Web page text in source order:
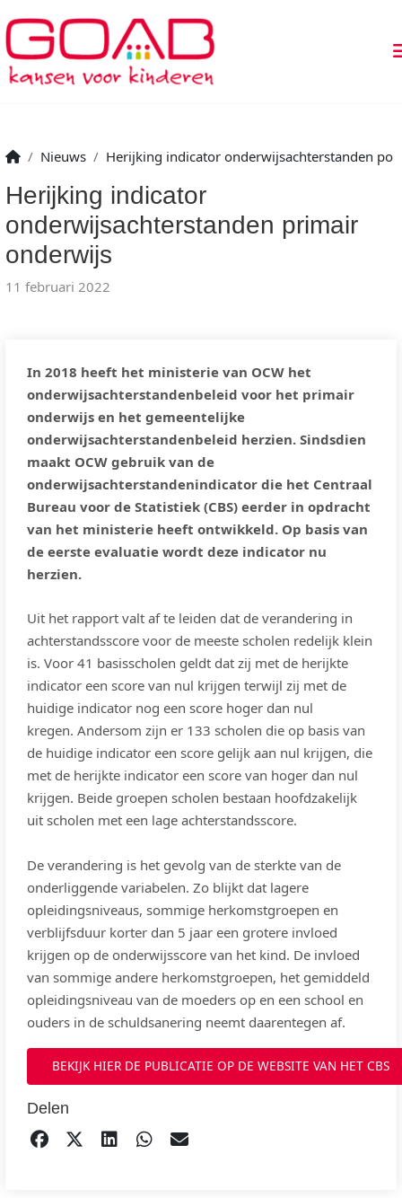
Nieuws Herijking indicator onderwijsachterstanden po
Herijking indicator
onderwijsachterstanden primair
onderwijs
11 februari 2022
In 2018 heeft het ministerie van OCW het
onderwijsachterstandenbeleid voor het primair
onderwijs en het gemeentelijke
onderwijsachterstandenbeleid herzien. Sindsdien
maakt OCW gebruik van de
onderwijsachterstandenindicator die het Centraal
Bureau voor de Statistiek (CBS) eerder in opdracht
van het ministerie heeft ontwikkeld. Op basis van
de eerste evaluatie wordt deze indicator nu
herzien.
Uit het rapport valt af te leiden dat de verandering in
achterstandsscore voor de meeste scholen redelijk klein
is. Voor 41 basisscholen geldt dat zij met de herijkte
indicator een score van nul krijgen terwijl zij met de
huidige indicator nog een score hoger dan nul
kregen. Andersom zijn er 133 scholen die op basis van
de huidige indicator een score gelijk aan nul krijgen, die
met de herijkte indicator een score van hoger dan nul
krijgen. Beide groepen scholen bestaan hoofdzakelijk
uit scholen met een lage achterstandsscore.
De verandering is het gevolg van de sterkte van de
onderliggende variabelen. Zo blijkt dat lagere
opleidingsniveaus, sommige herkomstgroepen en
verblijfsduur korter dan 5 jaar een grotere invloed
krijgen op de onderwijsscore van het kind. De invloed
van sommige andere herkomstgroepen, het gemiddeld
opleidingsniveau van de moeders op en een school en
ouders in de schuldsanering neemt daarentegen af.
BEKIJK HIER DE PUBLICATIE OP DE WEBSITE VAN HET CBS
Delen
DELEN OP FACEBOOK
TWEETDELEN OP LINKEDIN
DELEN OP WHATSAPP